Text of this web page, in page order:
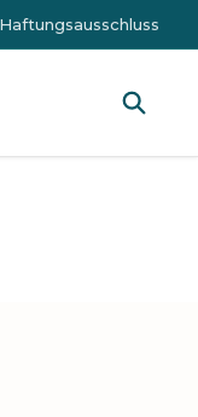
Haftungsausschluss